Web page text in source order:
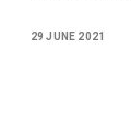
29 JUNE 2021